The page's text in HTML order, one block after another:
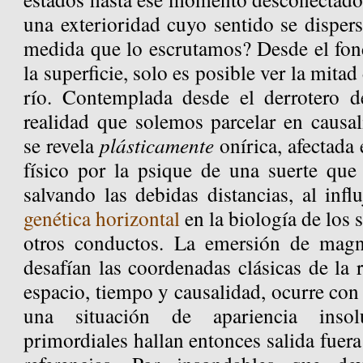
una exterioridad cuyo sentido se
medida que lo escrutamos? Desde el
la superficie, solo es posible ver la
río. Contemplada desde el derrotero
realidad que solemos parcelar en
se revela plásticamenteonírica, afectada
físico por la psique de una suerte
salvando las debidas distancias, al
genética horizontalen la biología de los
otros conductos. La emersión de
desafían las coordenadas clásicas de la
espacio, tiempo y causalidad, ocurre
una situación de apariencia
primordiales hallan entonces salida